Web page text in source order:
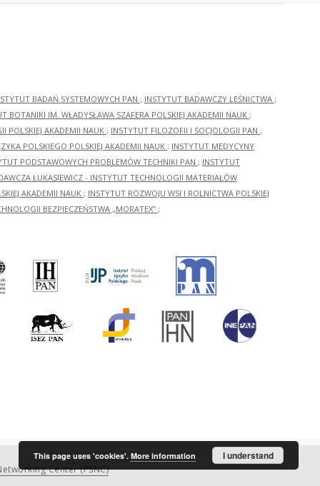
BADAŃ SYSTEMOWYCH PAN ; INSTYTUT BADAWCZY LEŚNICTWA ;
BOTANIKI IM. WŁADYSŁAWA SZAFERA POLSKIEJ AKADEMII NAUK ;
POLSKIEJ AKADEMII NAUK ; INSTYTUT FILOZOFII I SOCJOLOGII PAN ;
POLSKIEGO POLSKIEJ AKADEMII NAUK ; INSTYTUT MEDYCYNY
PODSTAWOWYCH PROBLEMÓW TECHNIKI PAN ; INSTYTUT
ŁUKASIEWICZ - INSTYTUT TECHNOLOGII MATERIAŁÓW
AKADEMII NAUK ; INSTYTUT ROZWOJU WSI I ROLNICTWA POLSKIEJ
BEZPIECZEŃSTWA „MORATEX” ;
Center (PSNC)
This page uses 'cookies'. More information I understand